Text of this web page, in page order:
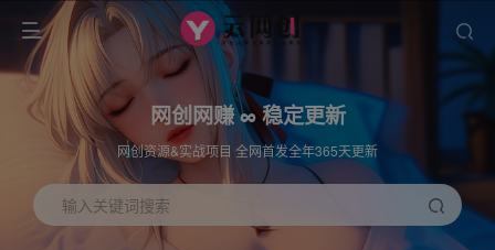
网创网赚 ∞ 稳定更新
网创资源&实战项目 全网首发全年365天更新
输入关键词搜索